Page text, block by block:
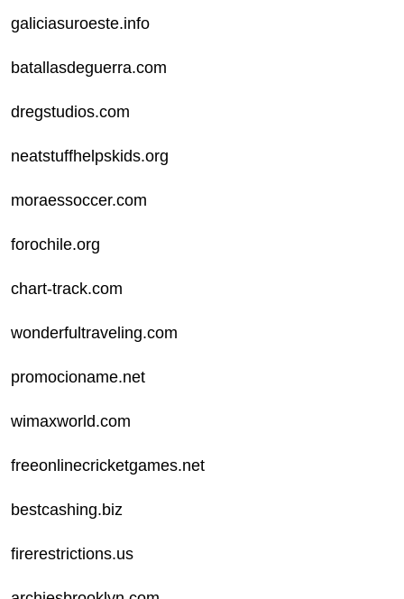
galiciasuroeste.info
batallasdeguerra.com
dregstudios.com
neatstuffhelpskids.org
moraessoccer.com
forochile.org
chart-track.com
wonderfultraveling.com
promocioname.net
wimaxworld.com
freeonlinecricketgames.net
bestcashing.biz
firerestrictions.us